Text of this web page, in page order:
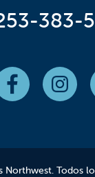
383-
Northwest. Todos